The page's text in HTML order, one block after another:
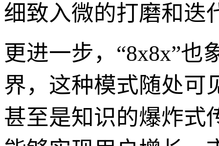
细致入微的打磨和迭
更进一步，“8x8x”也
界，这种模式随处可
甚至是知识的爆炸式